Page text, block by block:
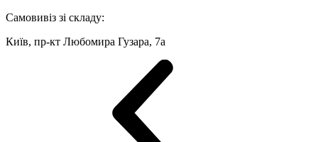
Самовивіз зі складу:
Київ, пр-кт Любомира Гузара, 7а